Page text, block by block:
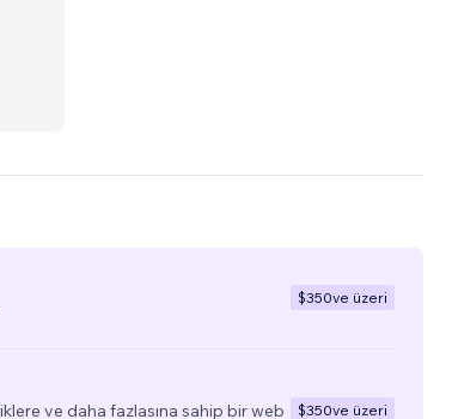
$350ve üzeri
ve daha fazlasına sahip bir web
$350ve üzeri